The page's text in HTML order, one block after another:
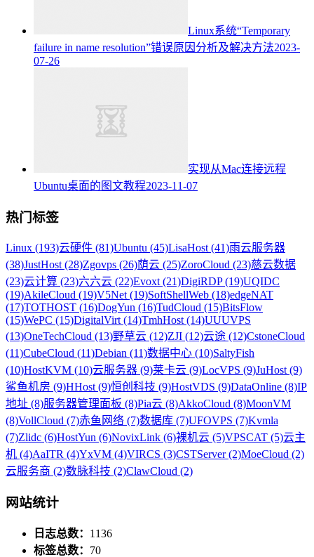
Linux系统“Temporary
failure in name resolution”错误原因分析及解决方法2023-
07-26
实现从Mac连接远程
Ubuntu桌面的图文教程2023-11-07
热门标签
Linux (193)云硬件 (81)Ubuntu (45)LisaHost (41)雨云服务器
(38)JustHost (28)Zgovps (26)荫云 (25)ZoroCloud (23)慈云数据
(23)云计算 (23)六六云 (22)Evoxt (21)DigiRDP (19)UQIDC
(19)AkileCloud (19)V5Net (19)SoftShellWeb (18)edgeNAT
(17)TOTHOST (16)DogYun (16)TudCloud (15)BitsFlow
(15)WePC (15)DigitalVirt (14)TmhHost (14)UUUVPS
(13)OneTechCloud (13)野草云 (12)ZJI (12)云途 (12)CstoneCloud
(11)CubeCloud (11)Debian (11)数据中心 (10)SaltyFish
(10)HostKVM (10)云服务器 (9)莱卡云 (9)LocVPS (9)JuHost (9)
鲨鱼机房 (9)HHost (9)恒创科技 (9)HostVDS (9)DataOnline (8)IP
地址 (8)服务器管理面板 (8)Pia云 (8)AkkoCloud (8)MoonVM
(8)VollCloud (7)赤鱼网络 (7)数据库 (7)UFOVPS (7)Kvmla
(7)Zlidc (6)HostYun (6)NovixLink (6)裸机云 (5)VPSCAT (5)云主
机 (4)AaITR (4)YxVM (4)VIRCS (3)CSTServer (2)MoeCloud (2)
云服务商 (2)数脉科技 (2)ClawCloud (2)
网站统计
日志总数： 1136
标签总数： 70